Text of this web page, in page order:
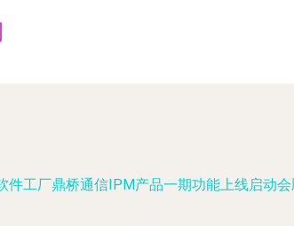
件工厂鼎桥通信IPM产品一期功能上线启动